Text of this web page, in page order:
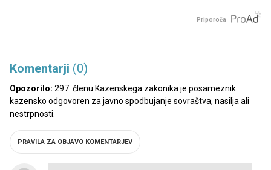
Priporoča
Komentarji (0)
Opozorilo: 297. členu Kazenskega zakonika je posameznik
kazensko odgovoren za javno spodbujanje sovraštva, nasilja ali
nestrpnosti.
PRAVILA ZA OBJAVO KOMENTARJEV